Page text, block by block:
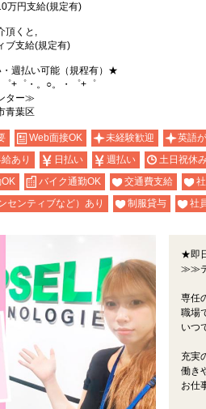
万円支給(規定有)
頂くと,
ブ支給(規定有)
週払い可能（規程有）★
゜+゜・。○。・゜+゜
ター≫
青葉区
Web面接OK 未経験歓迎 英語
あり 日払い 週払い 土日祝休
バイク通勤OK 交通費支給
センティブなど）あり
制服貸与 社
★即
≫≫テ
専任
職場
いつ
充実
働き
お仕